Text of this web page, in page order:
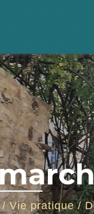
/Vie pratique/